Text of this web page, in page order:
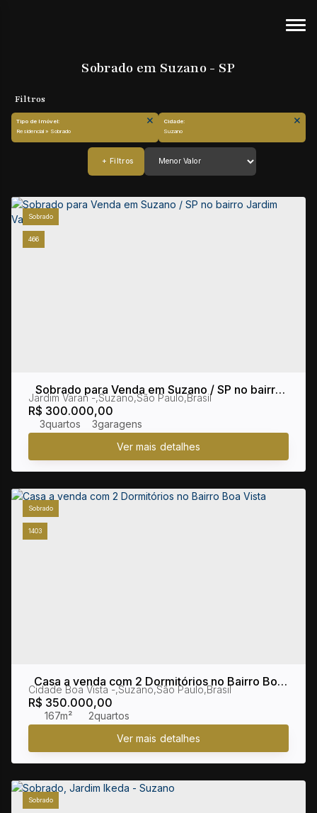
Sobrado em Suzano - SP
Tipo de Imóvel:
Cidade:
Suzano
466
Sobrado
Sobrado para Venda em Suzano / SP no bairro
Jardim Varan
R$ 300.000,00
Jardim Varan ,Suzano,São Paulo,Brasil
3 3
1403
Sobrado
Casa a venda com 2 Dormitórios no Bairro Boa
Vista
R$ 350.000,00
Cidade Boa Vista ,Suzano,São Paulo,Brasil
2
167m²
Sobrado